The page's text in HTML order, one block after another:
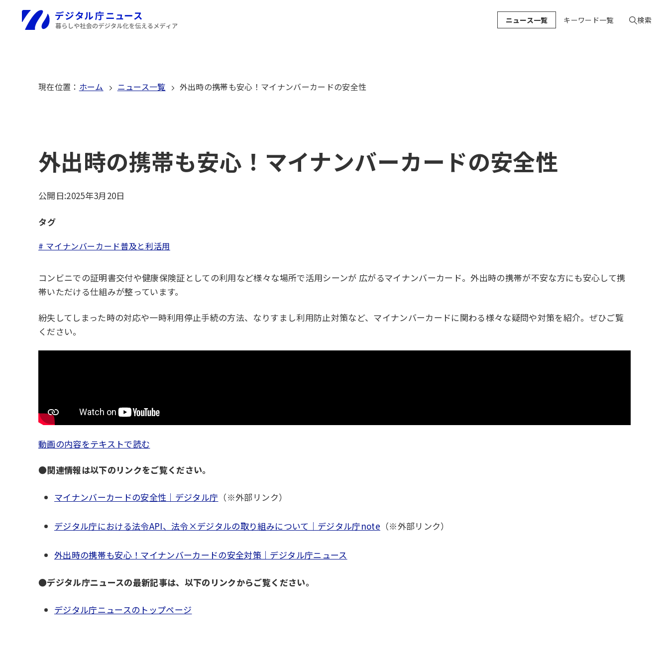
ニュース一覧 キーワード一覧 検索
現在位置 ： ホーム ニュース一覧 外出時の携帯も安心！マイナンバーカードの安全性
外出時の携帯も安心！マイナンバーカードの安全性
公開日:2025年3月20日
タグ
# マイナンバーカード普及と利活用
コンビニでの証明書交付や健康保険証としての利用など様々な場所で活用シーンが 広がるマイナンバーカード。外出時の携帯が不安な方にも安心して携
帯いただける仕組みが整っています。
紛失してしまった時の対応や一時利用停止手続の方法、なりすまし利用防止対策など、マイナンバーカードに関わる様々な疑問や対策を紹介。ぜひご覧
ください。
動画の内容をテキストで読む
●関連情報は以下のリンクをご覧ください。
マイナンバーカードの安全性｜デジタル庁 （※外部リンク）
デジタル庁における法令API、法令×デジタルの取り組みについて｜デジタル庁note （※外部リンク）
外出時の携帯も安心！マイナンバーカードの安全対策｜デジタル庁ニュース
●デジタル庁ニュースの最新記事は、以下のリンクからご覧ください。
デジタル庁ニュースのトップページ